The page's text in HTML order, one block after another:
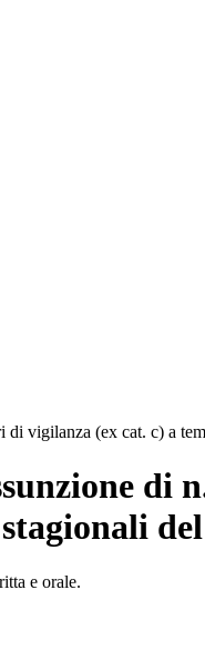
vigilanza (ex cat. c) a
di
e orale.